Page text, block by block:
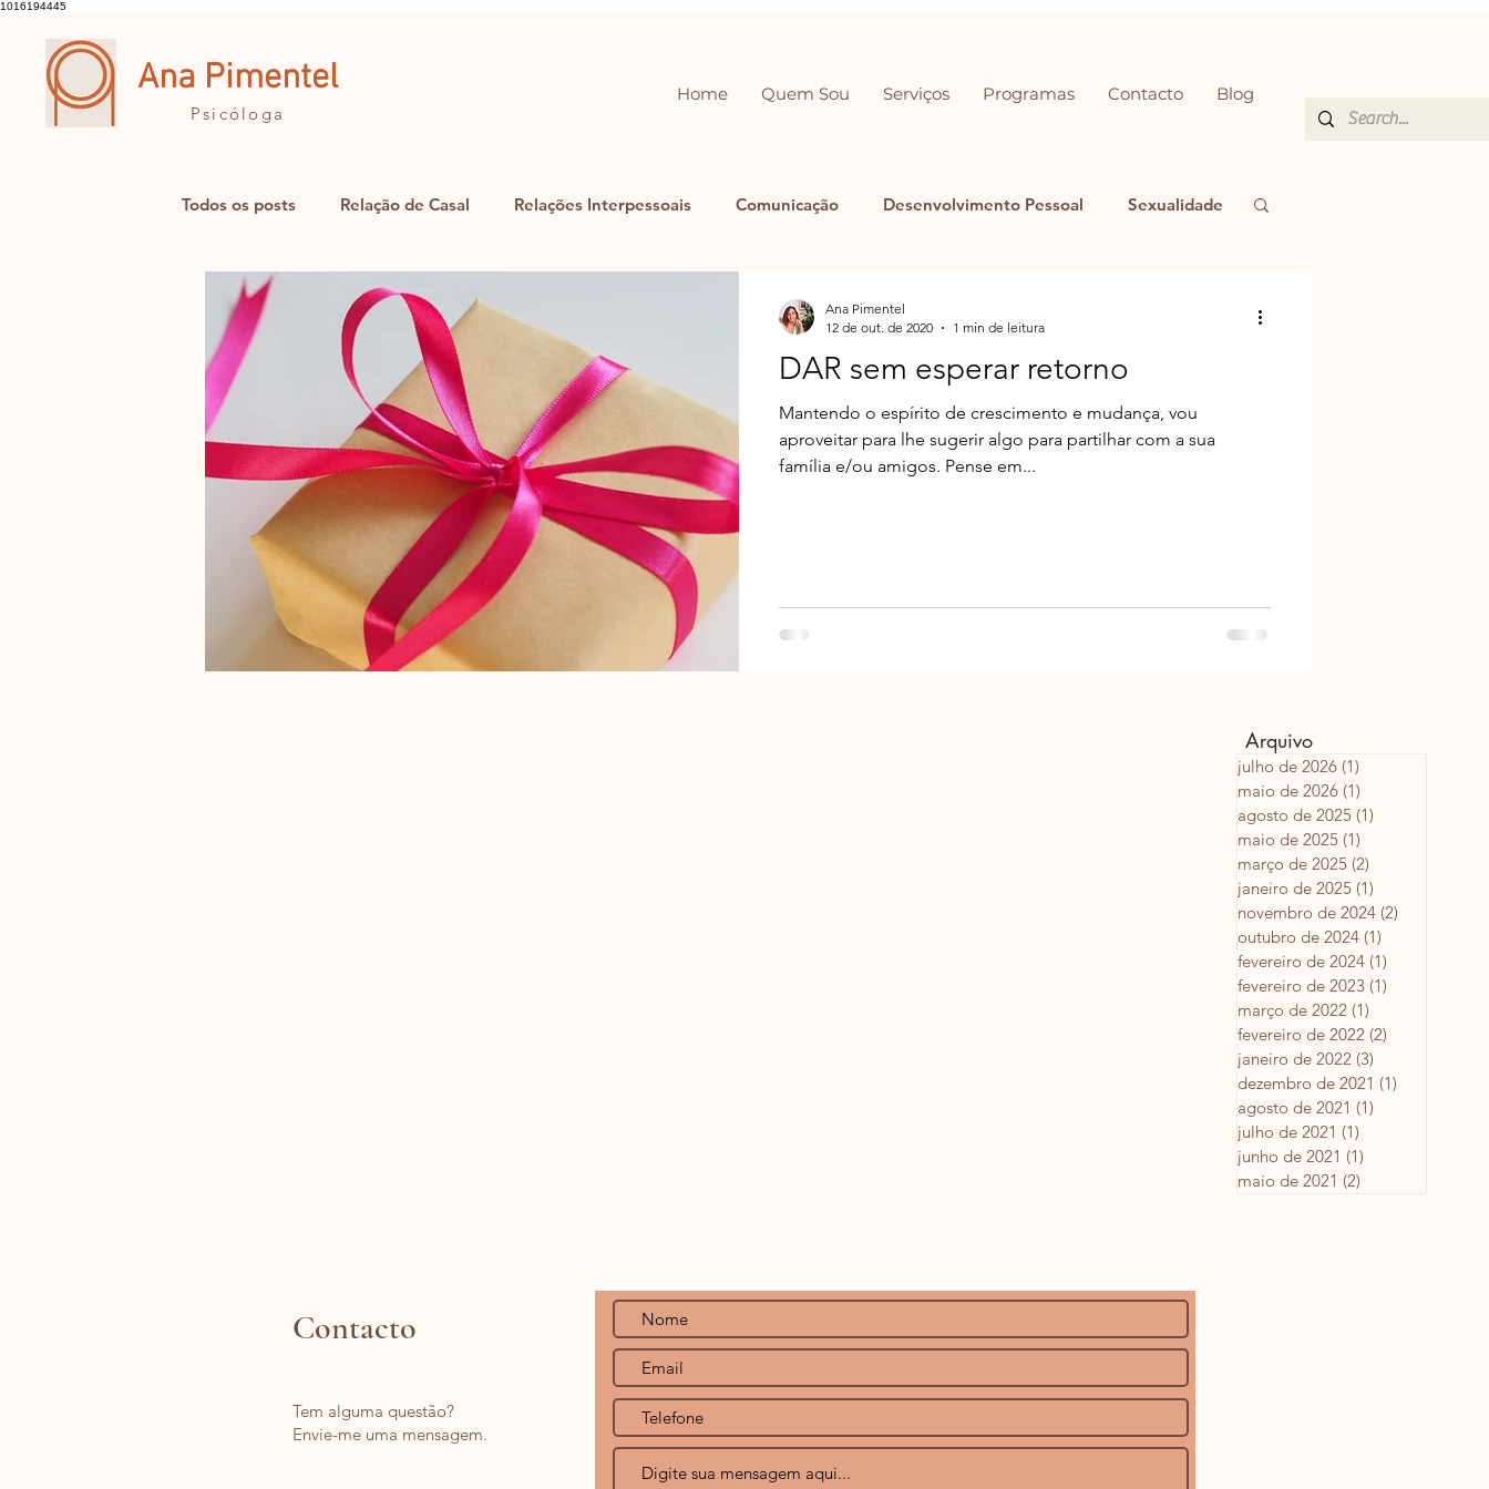
1016194445
Ana Pimentel
Psicóloga
Home Quem Sou Serviços Programas Contacto Blog
Todos os posts Relação de Casal Relações Interpessoais Comunicação Desenvolvimento Pessoal Sexualidade
DAR sem esperar retorno
Mantendo o espírito de crescimento e mudança, vou
aproveitar para lhe sugerir algo para partilhar com a sua
família e/ou amigos. Pense em...
Ana Pimentel
12 de out. de 2020
1 min de leitura
Arquivo
julho de 2026 (1)
maio de 2026 (1)
agosto de 2025 (1)
maio de 2025 (1)
março de 2025 (2)
janeiro de 2025 (1)
novembro de 2024 (2)
outubro de 2024 (1)
fevereiro de 2024 (1)
fevereiro de 2023 (1)
março de 2022 (1)
fevereiro de 2022 (2)
janeiro de 2022 (3)
dezembro de 2021 (1)
agosto de 2021 (1)
julho de 2021 (1)
junho de 2021 (1)
maio de 2021 (2)
Contacto
Tem alguma questão?
Envie-me uma mensagem.